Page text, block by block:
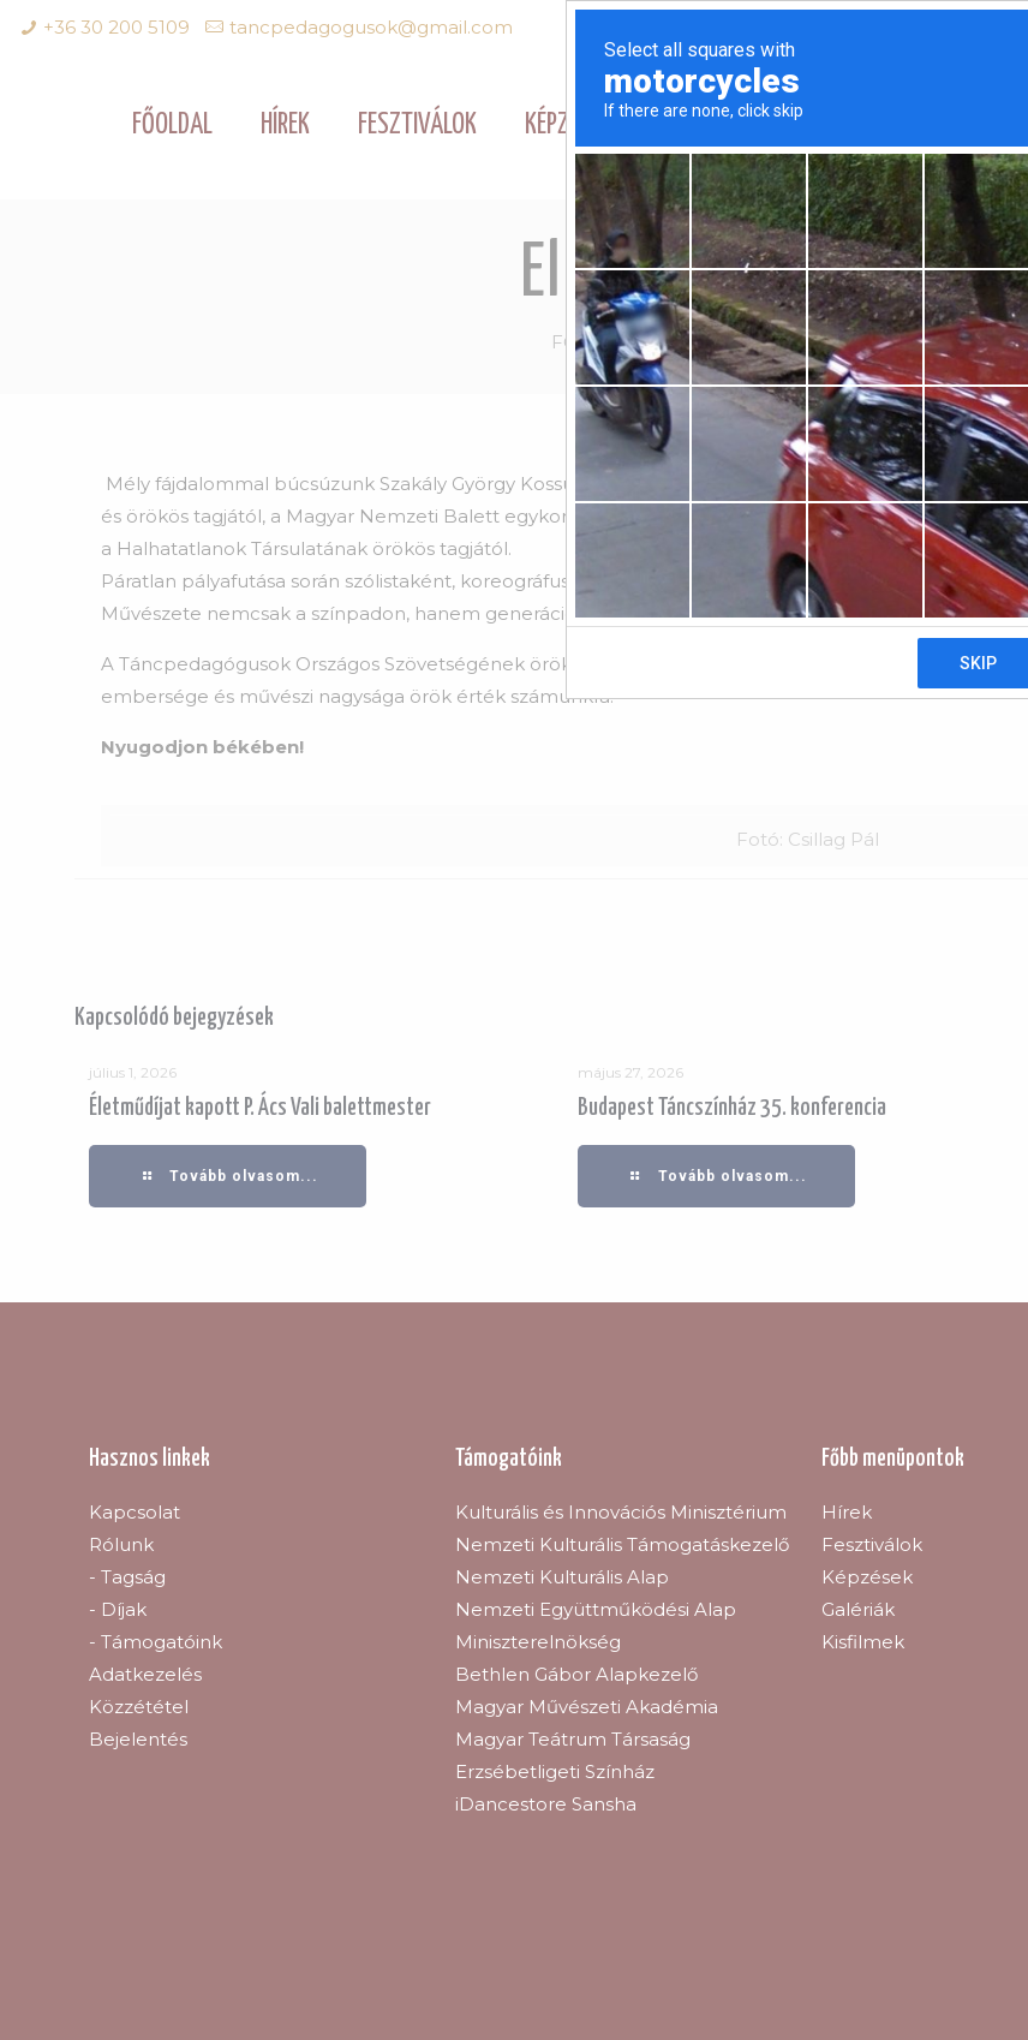
+36 30 200 5109 tancpedagogusok@gmail.com
FŐOLDAL HÍREK FESZTIVÁLOK KÉPZÉSEK NAGY
Elhunyt Szakály
FŐOLDAL Hírek Elhunyt Szakály
Mély fájdalommal búcsúzunk Szakály György Kossuth- és Liszt Ferenc-díjas, Érdemes- és Kiváló
és örökös tagjától, a Magyar Nemzeti Balett egykori művészeti vezetőjétől és igazgatójától, a
a Halhatatlanok Társulatának örökös tagjától.
Páratlan pályafutása során szólistaként, koreográfusként, oktatóként és vezetőként egyaránt
Művészete nemcsak a színpadon, hanem generációk tanításában is tovább él.
A Táncpedagógusok Országos Szövetségének örökös zsűritagjaként és életműdíjasaként szakmai
embersége és művészi nagysága örök érték számunkra.
Nyugodjon békében!
Fotó: Csillag Pál
Kapcsolódó bejegyzések
július 1, 2026
Életműdíjat kapott P. Ács Vali balettmester
Tovább olvasom...
május 27, 2026
Budapest Táncszínház 35. konferencia
Tovább olvasom...
Hasznos linkek
Kapcsolat
Rólunk
- Tagság
- Díjak
- Támogatóink
Adatkezelés
Közzététel
Bejelentés
Támogatóink
Kulturális és Innovációs Minisztérium
Nemzeti Kulturális Támogatáskezelő
Nemzeti Kulturális Alap
Nemzeti Együttműködési Alap
Miniszterelnökség
Bethlen Gábor Alapkezelő
Magyar Művészeti Akadémia
Magyar Teátrum Társaság
Erzsébetligeti Színház
iDancestore Sansha
Főbb menüpontok
Hírek
Fesztiválok
Képzések
Galériák
Kisfilmek